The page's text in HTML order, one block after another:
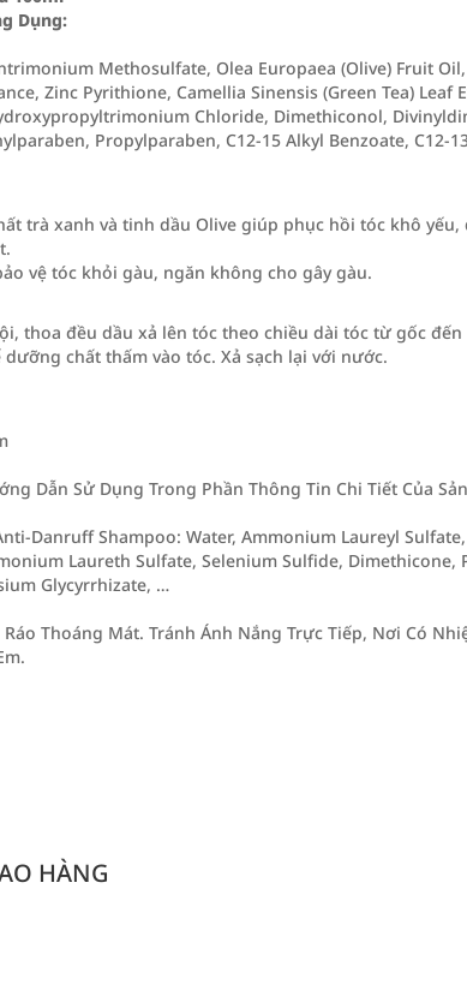
Dụng:
Methosulfate, Olea Europaea (Olive) Fruit
Zinc Pyrithione, Camellia Sinensis (Green Tea) Leaf
Chloride, Dimethiconol,
Propylparaben, C12-15 Alkyl Benzoate, C12-
trà xanh và tinh dầu Olive giúp phục hồi tóc khô
vệ tóc khỏi gàu, ngăn không cho gây gàu.
thoa đều dầu xả lên tóc theo chiều dài tóc từ gốc
chất thấm vào tóc. Xả sạch lại với nước.
Dẫn Sử Dụng Trong Phần Thông Tin Chi Tiết Của
Danruff Shampoo: Water, Ammonium Laureyl
Laureth Sulfate, Selenium Sulfide, Dimethicone,
Glycyrrhizate, …
Thoáng Mát. Tránh Ánh Nắng Trực Tiếp, Nơi Có
HÀNG